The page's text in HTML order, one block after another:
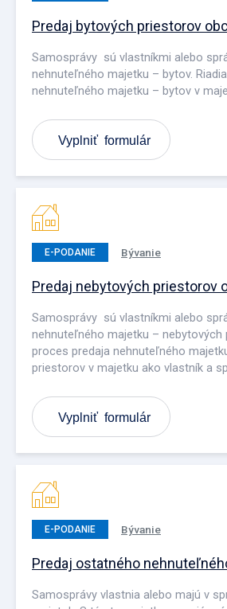
Predaj bytových priestorov
Samosprávy sú vlastníkmi alebo
nehnuteľného majetku – bytov.
nehnuteľného majetku – bytov v
Vyplniť formulár
E-PODANIE Bývanie
Predaj nebytových priestorov
Samosprávy sú vlastníkmi alebo
nehnuteľného majetku – nebytových
proces predaja nehnuteľného
priestorov v majetku ako vlastník a
Vyplniť formulár
E-PODANIE Bývanie
Predaj ostatného
Samosprávy vlastnia alebo majú v